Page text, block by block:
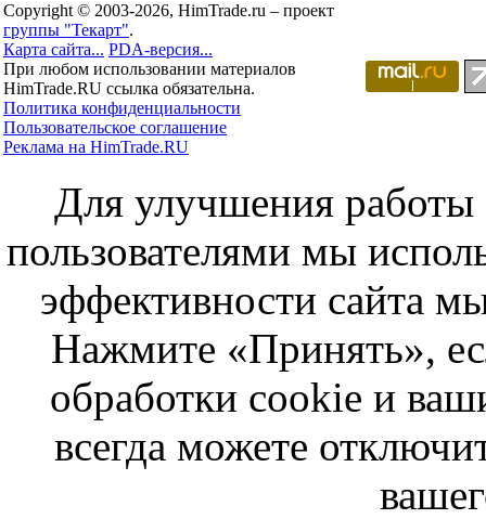
Copyright © 2003-2026, HimTrade.ru – проект
группы "Текарт".
Карта сайта... PDA-версия...
При любом использовании материалов
HimTrade.RU ссылка обязательна.
Политика конфиденциальности
Пользовательское соглашение
Реклама на HimTrade.RU
Для улучшения работы
пользователями мы
эффективности сайта
Нажмите «Принять»,
обработки cookie и
всегда можете